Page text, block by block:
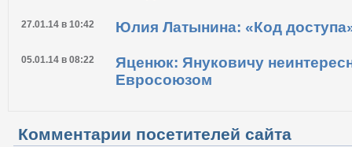
27.01.14 в 10:42 Юлия Латынина: «Код
05.01.14 в 08:22
Яценюк: Януковичу
Евросоюзом
Комментарии посетителей сайта